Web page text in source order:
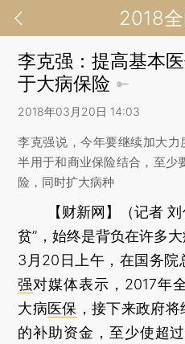
2018
李克强：提高基本
于大病保险
2018年03月20日 14:03
李克强说，今年要继续加大
半用于和商业保险结合，至少
险，同时扩大病种
【财新网】（记者 刘
贫”，始终是背负在许多
3月20日上午，在国务院
强对媒体表示，2017年
大病医保 ，接下来政府
的补助资金，至少使超